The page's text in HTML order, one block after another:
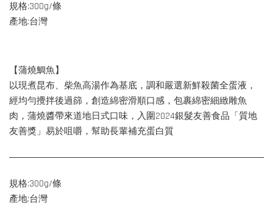
規格:300g/條
產地:台灣
【蒲燒鯛魚】
以現煮昆布、柴魚高湯作為基底，調和嚴選新鮮殺菌全蛋液，
經均勻攪拌後過篩，創造綿密滑順口感，包裹綿密細緻雕魚
肉，蒲燒醬帶來道地日式口味，入圍2024銀髮友善食品「質地
友善獎」易於咀嚼，幫助長輩補充蛋白質
規格:300g/條
產地:台灣